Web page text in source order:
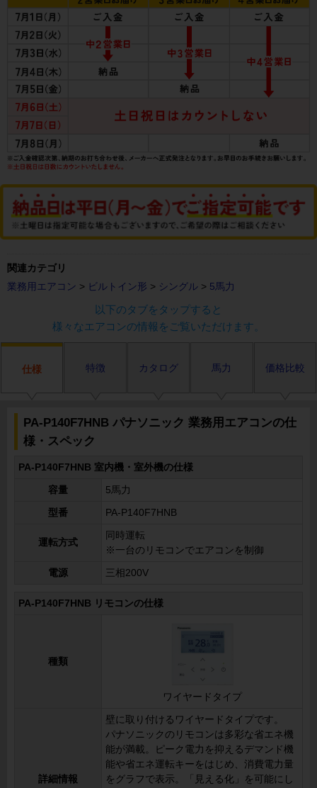
関連カテゴリ
業務用エアコン > ビルトイン形 > シングル > 5馬力
以下のタブをタップすると
様々なエアコンの情報をご覧いただけます。
仕様 特徴 カタログ 馬力 価格比較
PA-P140F7HNB パナソニック 業務用エアコンの仕
様・スペック
PA-P140F7HNB 室内機・室外機の仕様
容量 5馬力
型番 PA-P140F7HNB
運転方式
同時運転
※一台のリモコンでエアコンを制御
電源 三相200V
PA-P140F7HNB リモコンの仕様
種類
ワイヤードタイプ
詳細情報
壁に取り付けるワイヤードタイプです。
パナソニックのリモコンは多彩な省エネ機
能が満載。ピーク電力を抑えるデマンド機
能や省エネ運転キーをはじめ、消費電力量
をグラフで表示。「見える化」を可能にし